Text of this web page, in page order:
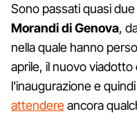
Sono passati quasi
Morandi di Genova,
nella quale hanno
aprile, il nuovo
l'inaugurazione e
attendereancora